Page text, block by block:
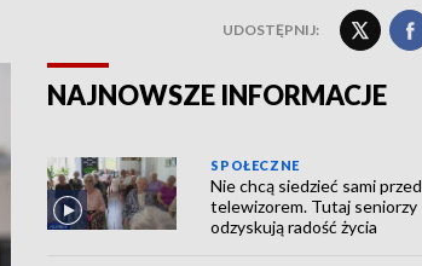
UDOSTĘPNIJ:
NAJNOWSZE INFORMACJE
SPOŁECZNE
Nie chcą siedzieć sami przed
telewizorem. Tutaj seniorzy
odzyskują radość życia